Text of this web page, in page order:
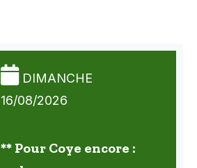
DIMANCHE
16/08/2026
** Pour Coye encore :